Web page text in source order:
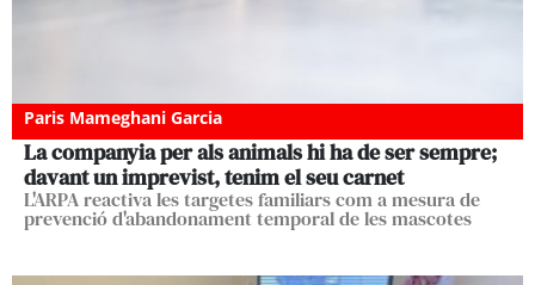
Paris Mameghani Garcia
La companyia per als animals hi ha de ser sempre;
davant un imprevist, tenim el seu carnet
L'ARPA reactiva les targetes familiars com a mesura de
prevenció d'abandonament temporal de les mascotes